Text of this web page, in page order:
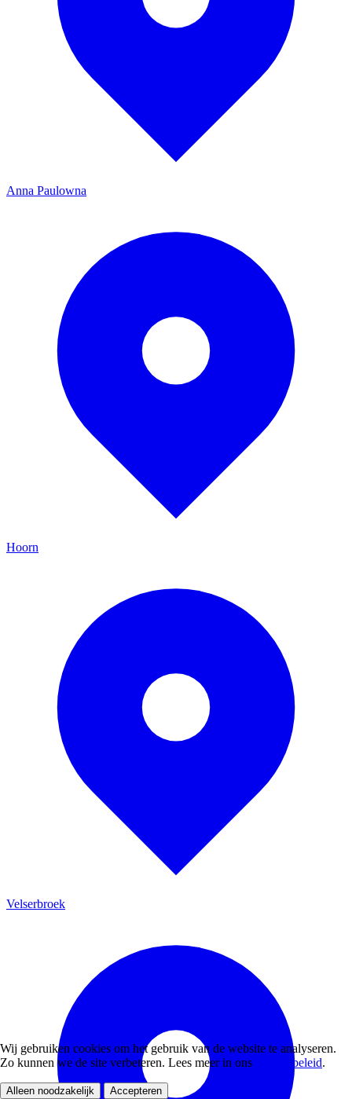
Anna Paulowna
Hoorn
Velserbroek
Wij gebruiken cookies om het gebruik van de website te analyseren.
Zo kunnen we de site verbeteren. Lees meer in ons
privacybeleid.
Alleen noodzakelijk Accepteren